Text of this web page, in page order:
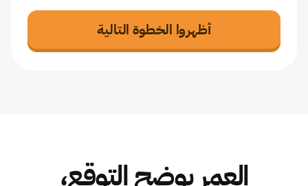
أظهروا الخطوة التالية
العمر يوضح التوقع،